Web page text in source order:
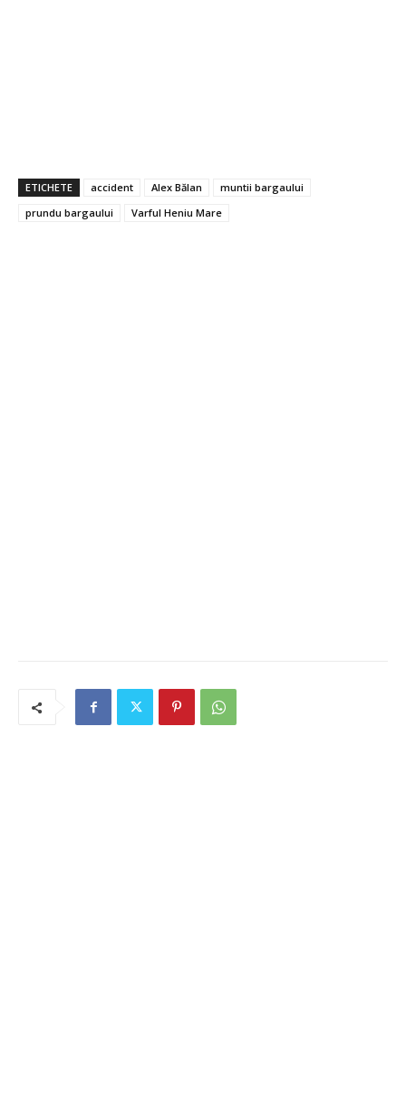
ETICHETE accident Alex Bălan
muntii bargaului
prundu bargaului
Varful Heniu Mare